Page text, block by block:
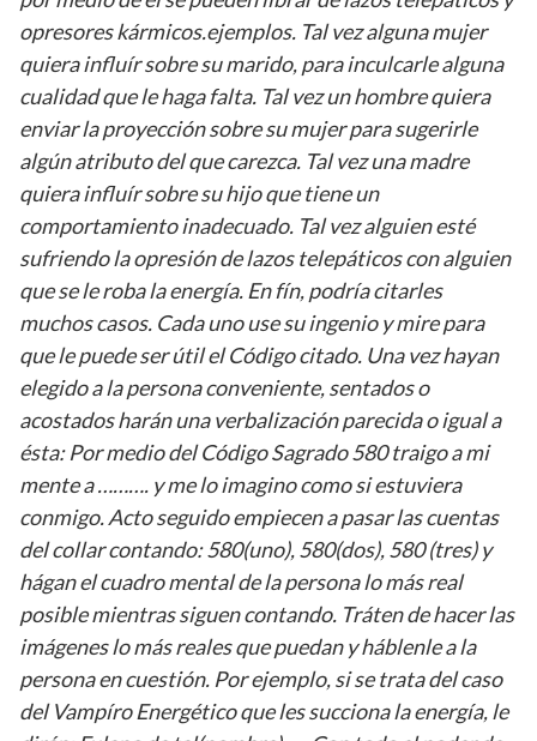
opresores kármicos.ejemplos. Tal vez alguna mujer
quiera influír sobre su marido, para inculcarle alguna
cualidad que le haga falta. Tal vez un hombre quiera
enviar la proyección sobre su mujer para sugerirle
algún atributo del que carezca. Tal vez una madre
quiera influír sobre su hijo que tiene un
comportamiento inadecuado. Tal vez alguien esté
sufriendo la opresión de lazos telepáticos con alguien
que se le roba la energía. En fín, podría citarles
muchos casos. Cada uno use su ingenio y mire para
que le puede ser útil el Código citado. Una vez hayan
elegido a la persona conveniente, sentados o
acostados harán una verbalización parecida o igual a
ésta: Por medio del Código Sagrado 580 traigo a mi
mente a ………. y me lo imagino como si estuviera
conmigo. Acto seguido empiecen a pasar las cuentas
del collar contando: 580(uno), 580(dos), 580 (tres) y
hágan el cuadro mental de la persona lo más real
posible mientras siguen contando. Tráten de hacer las
imágenes lo más reales que puedan y háblenle a la
persona en cuestión. Por ejemplo, si se trata del caso
del Vampíro Energético que les succiona la energía, le